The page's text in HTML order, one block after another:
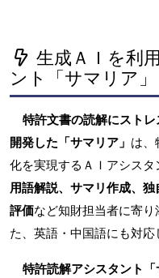
生成ＡＩを利
ント「サマリア」
特許文書の読解にストレ
開発した「サマリア」 は、
化を実現するＡＩアシス
用語解説、サマリ作成、
評価など知財担当者に寄
た、英語・中国語にも対応
特許読解アシスタント「